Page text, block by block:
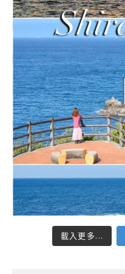
載入更多...